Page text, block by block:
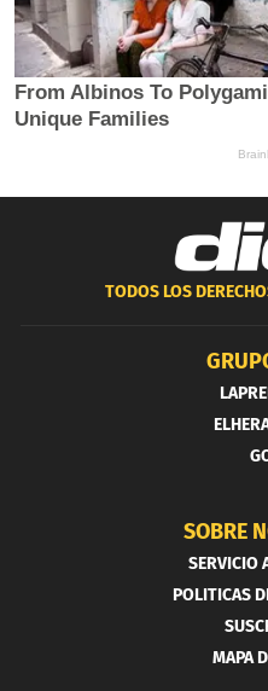
TODOS LOS
SOBRE
SERVICIO
POLITICAS
MAPA